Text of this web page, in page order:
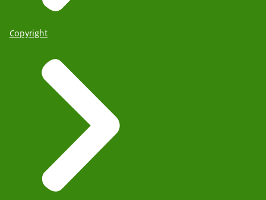
Copyright